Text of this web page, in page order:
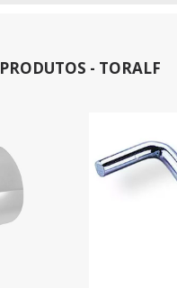
PRODUTOS - TORALF